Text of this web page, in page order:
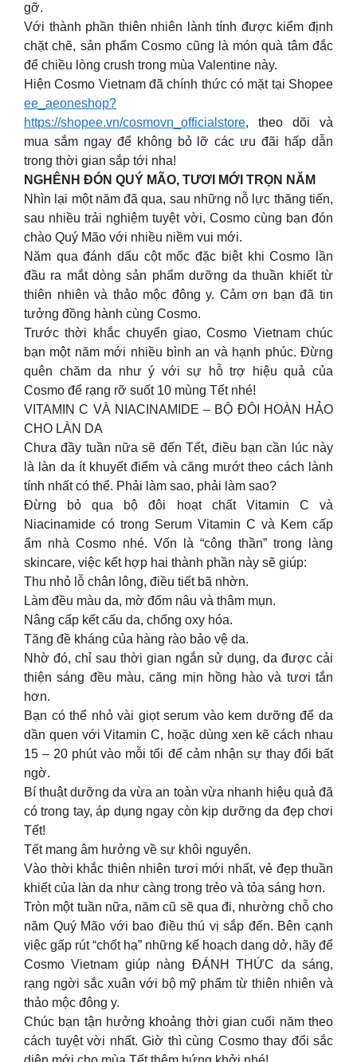
gỡ.
Với thành phần thiên nhiên lành tính được kiểm định
chặt chẽ, sản phẩm Cosmo cũng là món quà tâm đắc
để chiều lòng crush trong mùa Valentine này.
Hiện Cosmo Vietnam đã chính thức có mặt tại Shopee
ee_aeoneshop?
https://shopee.vn/cosmovn_officialstore, theo dõi và
mua sắm ngay để không bỏ lỡ các ưu đãi hấp dẫn
trong thời gian sắp tới nha!
NGHÊNH ĐÓN QUÝ MÃO, TƯƠI MỚI TRỌN NĂM
Nhìn lại một năm đã qua, sau những nỗ lực thăng tiến,
sau nhiều trải nghiệm tuyệt vời, Cosmo cùng bạn đón
chào Quý Mão với nhiều niềm vui mới.
Năm qua đánh dấu cột mốc đặc biệt khi Cosmo lần
đầu ra mắt dòng sản phẩm dưỡng da thuần khiết từ
thiên nhiên và thảo mộc đông y. Cảm ơn bạn đã tin
tưởng đồng hành cùng Cosmo.
Trước thời khắc chuyển giao, Cosmo Vietnam chúc
bạn một năm mới nhiều bình an và hạnh phúc. Đừng
quên chăm da như ý với sự hỗ trợ hiệu quả của
Cosmo để rạng rỡ suốt 10 mùng Tết nhé!
VITAMIN C VÀ NIACINAMIDE – BỘ ĐÔI HOÀN HẢO
CHO LÀN DA
Chưa đầy tuần nữa sẽ đến Tết, điều bạn cần lúc này
là làn da ít khuyết điểm và căng mướt theo cách lành
tính nhất có thể. Phải làm sao, phải làm sao?
Đừng bỏ qua bộ đôi hoạt chất Vitamin C và
Niacinamide có trong Serum Vitamin C và Kem cấp
ẩm nhà Cosmo nhé. Vốn là “công thần” trong làng
skincare, việc kết hợp hai thành phần này sẽ giúp:
Thu nhỏ lỗ chân lông, điều tiết bã nhờn.
Làm đều màu da, mờ đốm nâu và thâm mụn.
Nâng cấp kết cấu da, chống oxy hóa.
Tăng đề kháng của hàng rào bảo vệ da.
Nhờ đó, chỉ sau thời gian ngắn sử dụng, da được cải
thiện sáng đều màu, căng mịn hồng hào và tươi tắn
hơn.
Bạn có thể nhỏ vài giọt serum vào kem dưỡng để da
dần quen với Vitamin C, hoặc dùng xen kẽ cách nhau
15 – 20 phút vào mỗi tối để cảm nhận sự thay đổi bất
ngờ.
Bí thuật dưỡng da vừa an toàn vừa nhanh hiệu quả đã
có trong tay, áp dụng ngay còn kịp dưỡng da đẹp chơi
Tết!
Tết mang âm hưởng về sự khôi nguyên.
Vào thời khắc thiên nhiên tươi mới nhất, vẻ đẹp thuần
khiết của làn da như càng trong trẻo và tỏa sáng hơn.
Tròn một tuần nữa, năm cũ sẽ qua đi, nhường chỗ cho
năm Quý Mão với bao điều thú vị sắp đến. Bên cạnh
việc gấp rút “chốt hạ” những kế hoạch dang dở, hãy để
Cosmo Vietnam giúp nàng ĐÁNH THỨC da sáng,
rạng ngời sắc xuân với bộ mỹ phẩm từ thiên nhiên và
thảo mộc đông y.
Chúc bạn tận hưởng khoảng thời gian cuối năm theo
cách tuyệt vời nhất. Giờ thì cùng Cosmo thay đổi sắc